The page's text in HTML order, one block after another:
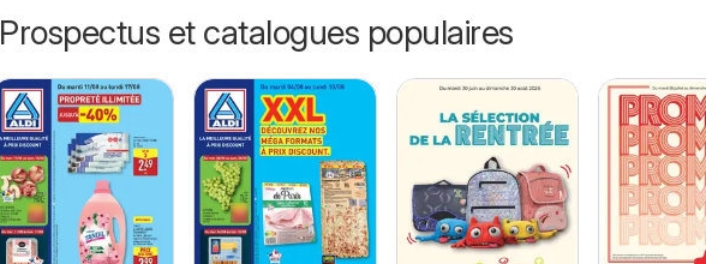
Prospectus et catalogues populaires